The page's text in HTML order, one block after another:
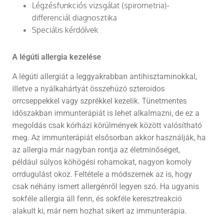
Légzésfunkciós vizsgálat (spirometria)-
differenciál diagnosztika
Speciális kérdőívek
A légúti allergia kezelése
A légúti allergiát a leggyakrabban antihisztaminokkal,
illetve a nyálkahártyát összehúzó szteroidos
orrcseppekkel vagy szprékkel kezelik. Tünetmentes
időszakban immunterápiát is lehet alkalmazni, de ez a
megoldás csak kórházi körülmények között valósítható
meg. Az immunterápiát elsősorban akkor használják, ha
az allergia már nagyban rontja az életminőséget,
például súlyos köhögési rohamokat, nagyon komoly
orrdugulást okoz. Feltétele a módszernek az is, hogy
csak néhány ismert allergénről legyen szó. Ha ugyanis
sokféle allergia áll fenn, és sokféle keresztreakció
alakult ki, már nem hozhat sikert az immunterápia.